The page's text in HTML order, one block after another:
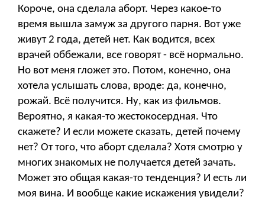
Короче, она сделала аборт. Через какое-то
время вышла замуж за другого парня. Вот уже
живут 2 года, детей нет. Как водится, всех
врачей оббежали, все говорят - всё нормально.
Но вот меня гложет это. Потом, конечно, она
хотела услышать слова, вроде: да, конечно,
рожай. Всё получится. Ну, как из фильмов.
Вероятно, я какая-то жестокосердная. Что
скажете? И если можете сказать, детей почему
нет? От того, что аборт сделала? Хотя смотрю у
многих знакомых не получается детей зачать.
Может это общая какая-то тенденция? И есть ли
моя вина. И вообще какие искажения увидели?